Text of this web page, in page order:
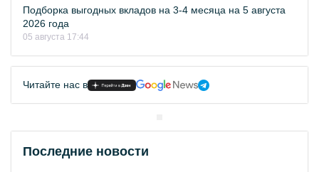
Подборка выгодных вкладов на 3-4 месяца на 5 августа
2026 года
05 августа 17:44
Читайте нас в
Последние новости